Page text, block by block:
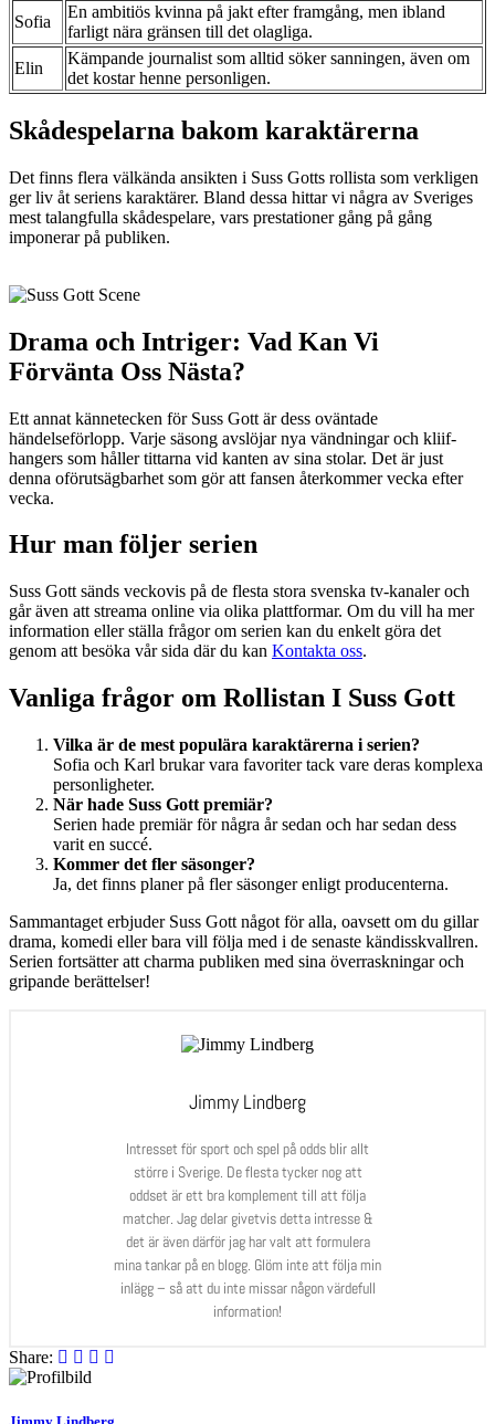
Sofia
En ambitiös kvinna på jakt efter framgång, men ibland
farligt nära gränsen till det olagliga.
Elin
Kämpande journalist som alltid söker sanningen, även om
det kostar henne personligen.
Skådespelarna bakom karaktärerna
Det finns flera välkända ansikten i Suss Gotts rollista som verkligen
ger liv åt seriens karaktärer. Bland dessa hittar vi några av Sveriges
mest talangfulla skådespelare, vars prestationer gång på gång
imponerar på publiken.
Drama och Intriger: Vad Kan Vi
Förvänta Oss Nästa?
Ett annat kännetecken för Suss Gott är dess oväntade
händelseförlopp. Varje säsong avslöjar nya vändningar och kliif-
hangers som håller tittarna vid kanten av sina stolar. Det är just
denna oförutsägbarhet som gör att fansen återkommer vecka efter
vecka.
Hur man följer serien
Suss Gott sänds veckovis på de flesta stora svenska tv-kanaler och
går även att streama online via olika plattformar. Om du vill ha mer
information eller ställa frågor om serien kan du enkelt göra det
genom att besöka vår sida där du kan Kontakta oss.
Vanliga frågor om Rollistan I Suss Gott
Vilka är de mest populära karaktärerna i serien?
Sofia och Karl brukar vara favoriter tack vare deras komplexa
personligheter.
När hade Suss Gott premiär?
Serien hade premiär för några år sedan och har sedan dess
varit en succé.
Kommer det fler säsonger?
Ja, det finns planer på fler säsonger enligt producenterna.
Sammantaget erbjuder Suss Gott något för alla, oavsett om du gillar
drama, komedi eller bara vill följa med i de senaste kändisskvallren.
Serien fortsätter att charma publiken med sina överraskningar och
gripande berättelser!
Jimmy Lindberg
Intresset för sport och spel på odds blir allt
större i Sverige. De flesta tycker nog att
oddset är ett bra komplement till att följa
matcher. Jag delar givetvis detta intresse &
det är även därför jag har valt att formulera
mina tankar på en blogg. Glöm inte att följa min
inlägg – så att du inte missar någon värdefull
information!
Share: